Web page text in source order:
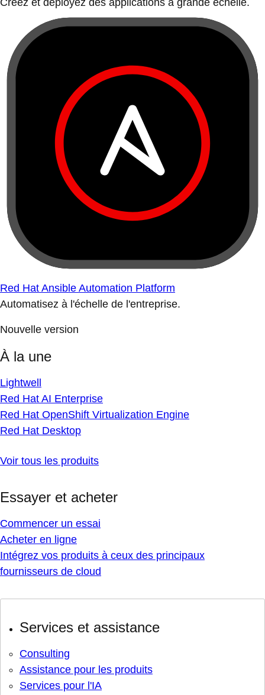
Créez et déployez des applications à grande échelle.
Red Hat Ansible Automation Platform
Automatisez à l'échelle de l'entreprise.
Nouvelle version
À la une
Lightwell
Red Hat AI Enterprise
Red Hat OpenShift Virtualization Engine
Red Hat Desktop
Voir tous les produits
Essayer et acheter
Commencer un essai
Acheter en ligne
Intégrez vos produits à ceux des principaux
fournisseurs de cloud
Services et assistance
Consulting
Assistance pour les produits
Services pour l'IA